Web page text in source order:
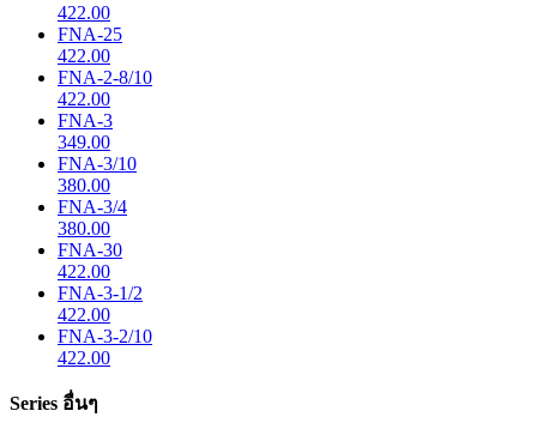
422.00
FNA-25
422.00
FNA-2-8/10
422.00
FNA-3
349.00
FNA-3/10
380.00
FNA-3/4
380.00
FNA-30
422.00
FNA-3-1/2
422.00
FNA-3-2/10
422.00
Series อื่นๆ